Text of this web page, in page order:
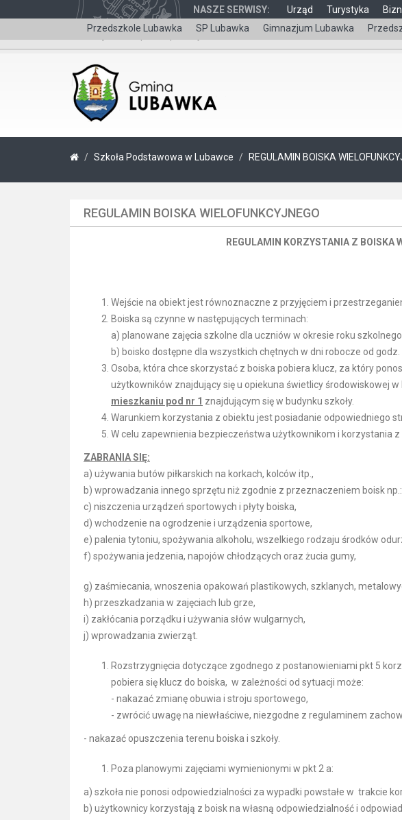
NASZE SERWISY: Urząd Turystyka
Przedszkole Lubawka
SP Lubawka Gimnazjum Lubawka
Wersja dla niepełnosprawnych
Szkoła Podstawowa w Lubawce REGULAMIN BOISKA
REGULAMIN BOISKA WIELOFUNKCYJNEGO
REGULAMIN KORZYSTANIA Z BOISKA
Wejście na obiekt jest równoznaczne z przyjęciem i
Boiska są czynne w następujących terminach:
a) planowane zajęcia szkolne dla uczniów w okresie roku
b) boisko dostępne dla wszystkich chętnych w dni robocze od
Osoba, która chce skorzystać z boiska pobiera klucz, za który
użytkowników znajdujący się u opiekuna świetlicy środowiskowej
mieszkaniu pod nr 1 znajdującym się w budynku szkoły.
Warunkiem korzystania z obiektu jest posiadanie odpowiedniego
W celu zapewnienia bezpieczeństwa użytkownikom i korzystania
ZABRANIA SIĘ:
a) używania butów piłkarskich na korkach, kolców itp.,
b) wprowadzania innego sprzętu niż zgodnie z przeznaczeniem boisk
c) niszczenia urządzeń sportowych i płyty boiska,
d) wchodzenie na ogrodzenie i urządzenia sportowe,
e) palenia tytoniu, spożywania alkoholu, wszelkiego rodzaju środków
f) spożywania jedzenia, napojów chłodzących oraz żucia gumy,
g) zaśmiecania, wnoszenia opakowań plastikowych, szklanych,
h) przeszkadzania w zajęciach lub grze,
i) zakłócania porządku i używania słów wulgarnych,
j) wprowadzania zwierząt.
Rozstrzygnięcia dotyczące zgodnego z postanowieniami pkt 5
pobiera się klucz do boiska, w zależności od sytuacji może:
- nakazać zmianę obuwia i stroju sportowego,
- zwrócić uwagę na niewłaściwe, niezgodne z regulaminem
- nakazać opuszczenia terenu boiska i szkoły.
Poza planowymi zajęciami wymienionymi w pkt 2 a:
a) szkoła nie ponosi odpowiedzialności za wypadki powstałe w trakcie
b) użytkownicy korzystają z boisk na własną odpowiedzialność i